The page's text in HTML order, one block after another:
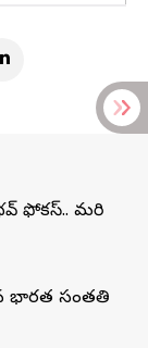
ఫోకస్.. మరి
భారత సంతతి